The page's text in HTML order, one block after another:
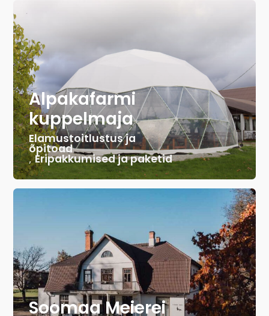
Alpakafarmi
kuppelmaja
Elamustoitlustus ja
õpitoad
,Eripakkumised ja paketid
Soomaa Meierei